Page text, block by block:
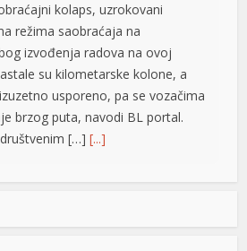
kolaps, uzrokovani
režima saobraćaja na
izvođenja radova na ovoj
su kilometarske kolone, a
usporeno, pa se vozačima
brzog puta, navodi BL portal.
društvenim […][...]
Nakon vrelog dana stižu pljuskovi i
Srpske i Bosne i Hercegovine